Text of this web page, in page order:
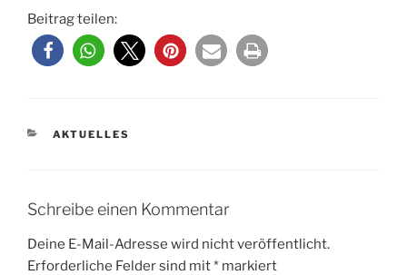
Beitrag teilen:
KATEGORIEN
AKTUELLES
Schreibe einen Kommentar
Deine E-Mail-Adresse wird nicht veröffentlicht.
Erforderliche Felder sind mit* markiert